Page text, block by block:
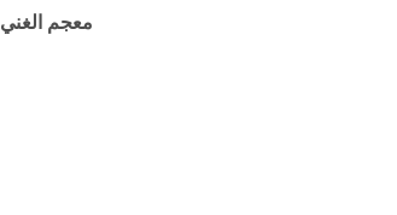
معجم الغني